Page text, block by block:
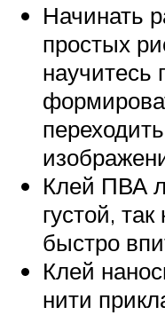
Начинать
простых
научитесь
Клей ПВА
густой,
быстро
Клей
нити